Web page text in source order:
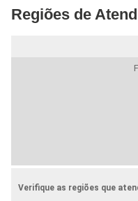
Regiões de
Verifique as regiões que